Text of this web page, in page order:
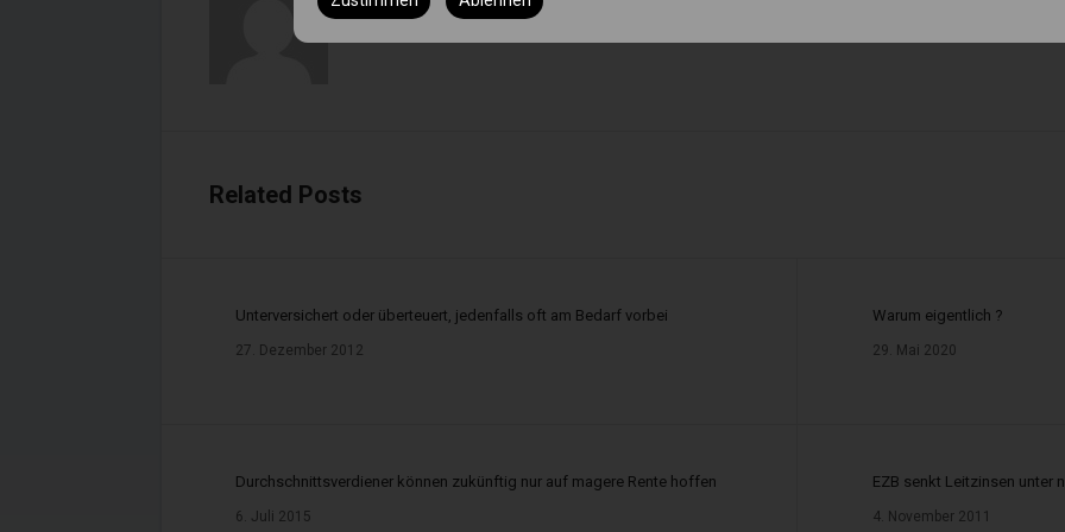
Related Posts
Unterversichert oder überteuert, jedenfalls oft am Bedarf vorbei
27. Dezember 2012
Warum eigentlich ?
29. Mai 2020
Durchschnittsverdiener können zukünftig nur auf magere Rente hoffen
6. Juli 2015
EZB senkt Leitzinsen unter
4. November 2011
Immobilienmakler nach § 34 c GewO
Landkreis Hildesheim, Bischof-Jansen-Str. 31, 31134 Hildesheim
Immobiliendarlehnsvermittler – Register: D-W-133-MZLI-10